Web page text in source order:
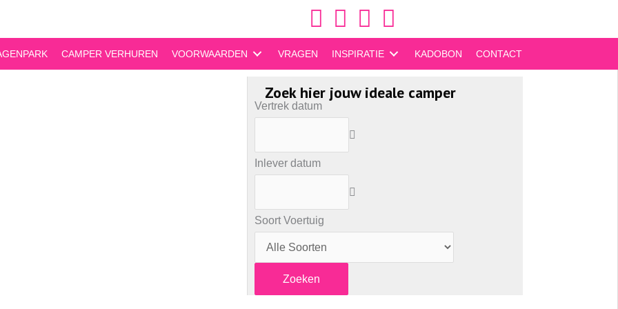
https://www.facebook.com/okecamperverhuur/
https://www.instagram.com/okecamper/
CAMPER VERHUREN VOORWAARDEN VRAGEN INSPIRATIE KADOBON CONTACT
Zoek hier jouw ideale camper
Vertrek datum
Inlever datum
Soort Voertuig
Zoeken